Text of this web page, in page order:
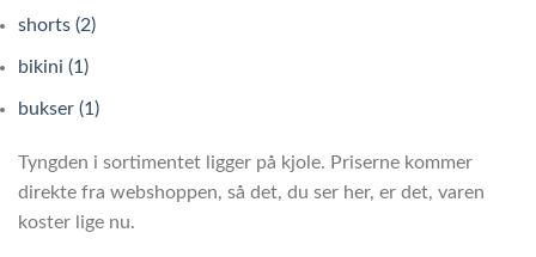
shorts (2)
bikini (1)
bukser (1)
Tyngden i sortimentet ligger på kjole. Priserne kommer
direkte fra webshoppen, så det, du ser her, er det, varen
koster lige nu.